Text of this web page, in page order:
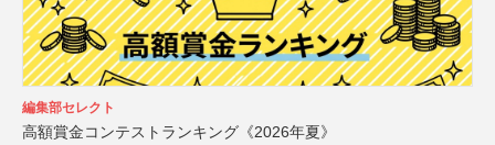
編集部セレクト
高額賞金コンテストランキング《2026年夏》